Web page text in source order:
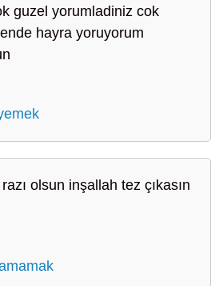
guzel yorumladiniz cok
hayra yoruyorum
olsun inşallah tez çıkasın